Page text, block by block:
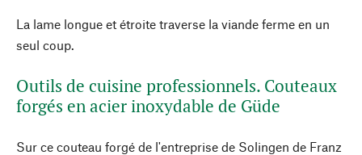
La lame longue et étroite traverse la viande ferme en un
seul coup.
Outils de cuisine professionnels. Couteaux
forgés en acier inoxydable de Güde
Sur ce couteau forgé de l'entreprise de Solingen de Franz